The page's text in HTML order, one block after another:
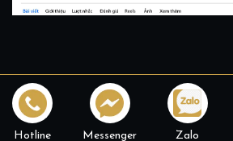
Copyright 2026 © All rights reserved.
Ruou 125 Thai Ha
Hotline
Messenger Zalo